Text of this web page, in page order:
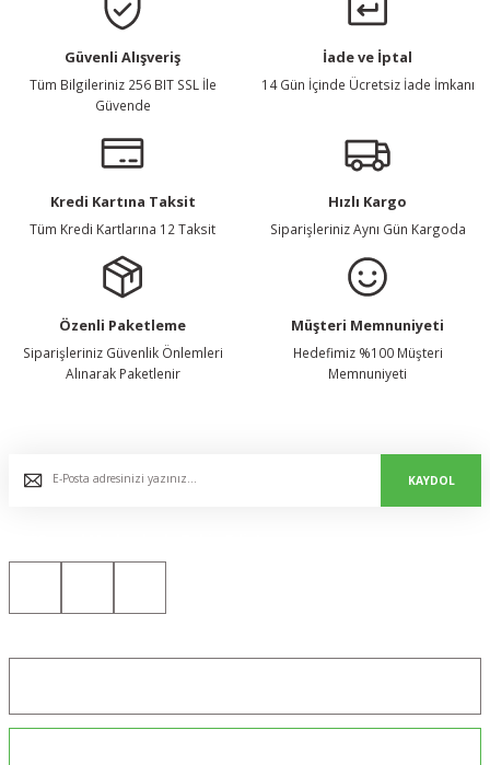
Güvenli Alışveriş
Tüm Bilgileriniz 256 BIT SSL İle
Güvende
İade ve İptal
14 Gün İçinde Ücretsiz İade İmkanı
Kredi Kartına Taksit
Tüm Kredi Kartlarına 12 Taksit
Hızlı Kargo
Siparişleriniz Aynı Gün Kargoda
Özenli Paketleme
Siparişleriniz Güvenlik Önlemleri
Alınarak Paketlenir
Müşteri Memnuniyeti
Hedefimiz %100 Müşteri
Memnuniyeti
KAYDOL